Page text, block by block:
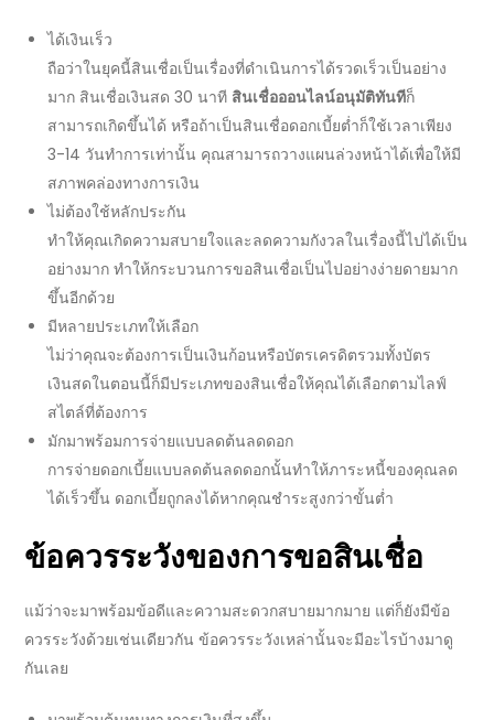
ได้เงินเร็ว
ถือว่าในยุคนี้สินเชื่อเป็นเรื่องที่ดำเนินการได้รวดเร็วเป็นอย่าง
มาก สินเชื่อเงินสด 30 นาที สินเชื่อออนไลน์อนุมัติทันทีก็
สามารถเกิดขึ้นได้ หรือถ้าเป็นสินเชื่อดอกเบี้ยต่ำก็ใช้เวลาเพียง
3-14 วันทำการเท่านั้น คุณสามารถวางแผนล่วงหน้าได้เพื่อให้มี
สภาพคล่องทางการเงิน
ไม่ต้องใช้หลักประกัน
ทำให้คุณเกิดความสบายใจและลดความกังวลในเรื่องนี้ไปได้เป็น
อย่างมาก ทำให้กระบวนการขอสินเชื่อเป็นไปอย่างง่ายดายมาก
ขึ้นอีกด้วย
มีหลายประเภทให้เลือก
ไม่ว่าคุณจะต้องการเป็นเงินก้อนหรือบัตรเครดิตรวมทั้งบัตร
เงินสดในตอนนี้ก็มีประเภทของสินเชื่อให้คุณได้เลือกตามไลฟ์
สไตล์ที่ต้องการ
มักมาพร้อมการจ่ายแบบลดต้นลดดอก
การจ่ายดอกเบี้ยแบบลดต้นลดดอกนั้นทำให้ภาระหนี้ของคุณลด
ได้เร็วขึ้น ดอกเบี้ยถูกลงได้หากคุณชำระสูงกว่าขั้นต่ำ
ข้อควรระวังของการขอสินเชื่อ
แม้ว่าจะมาพร้อมข้อดีและความสะดวกสบายมากมาย แต่ก็ยังมีข้อ
ควรระวังด้วยเช่นเดียวกัน ข้อควรระวังเหล่านั้นจะมีอะไรบ้างมาดู
กันเลย